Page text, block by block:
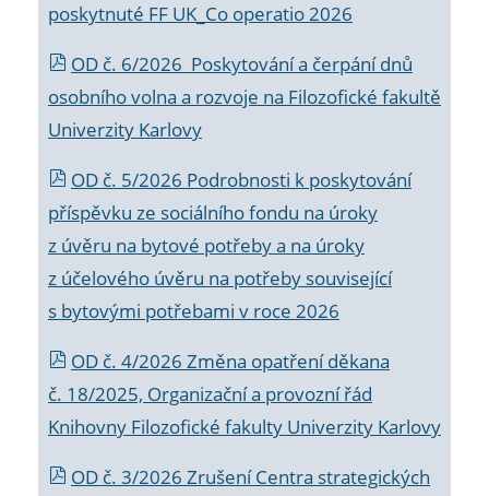
poskytnuté FF UK_Co operatio 2026
OD č. 6/2026 Poskytování a čerpání dnů
osobního volna a rozvoje na Filozofické fakultě
Univerzity Karlovy
OD č. 5/2026 Podrobnosti k poskytování
příspěvku ze sociálního fondu na úroky
z úvěru na bytové potřeby a na úroky
z účelového úvěru na potřeby související
s bytovými potřebami v roce 2026
OD č. 4/2026 Změna opatření děkana
č. 18/2025, Organizační a provozní řád
Knihovny Filozofické fakulty Univerzity Karlovy
OD č. 3/2026 Zrušení Centra strategických